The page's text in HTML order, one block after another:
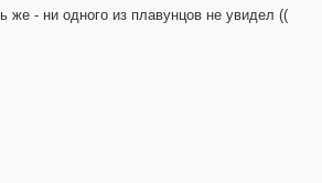
же - ни одного из плавунцов не увидел ((